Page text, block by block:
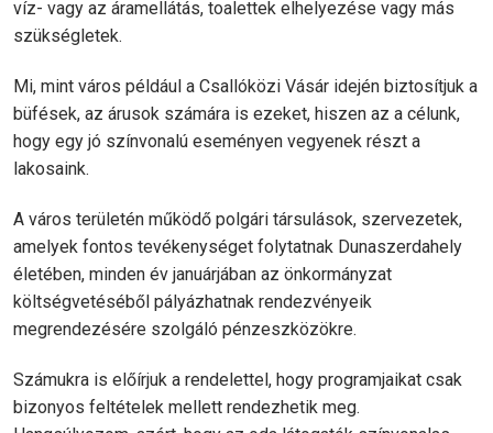
víz- vagy az áramellátás, toalettek elhelyezése vagy más
szükségletek.
Mi, mint város például a Csallóközi Vásár idején biztosítjuk a
büfések, az árusok számára is ezeket, hiszen az a célunk,
hogy egy jó színvonalú eseményen vegyenek részt a
lakosaink.
A város területén működő polgári társulások, szervezetek,
amelyek fontos tevékenységet folytatnak Dunaszerdahely
életében, minden év januárjában az önkormányzat
költségvetéséből pályázhatnak rendezvényeik
megrendezésére szolgáló pénzeszközökre.
Számukra is előírjuk a rendelettel, hogy programjaikat csak
bizonyos feltételek mellett rendezhetik meg.